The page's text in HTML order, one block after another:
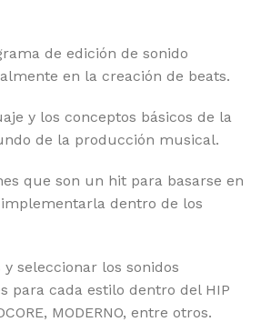
de edición de sonido
en la creación de beats.
y los conceptos básicos de la
de la producción musical.
que son un hit para basarse en
dentro de los
seleccionar los sonidos
para cada estilo dentro del HIP
MODERNO, entre otros.